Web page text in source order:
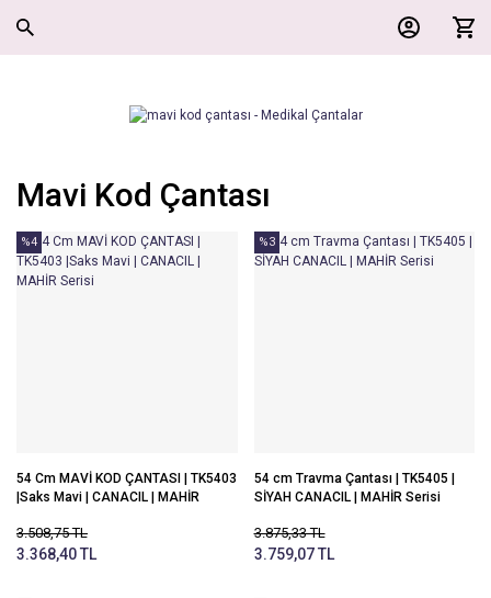
Mavi Kod Çantası
%4
54 Cm MAVİ KOD ÇANTASI | TK5403
|Saks Mavi | CANACIL | MAHİR
3.508,75 TL
3.368,40 TL
%3
54 cm Travma Çantası | TK5405 |
SİYAH CANACIL | MAHİR Serisi
3.875,33 TL
3.759,07 TL